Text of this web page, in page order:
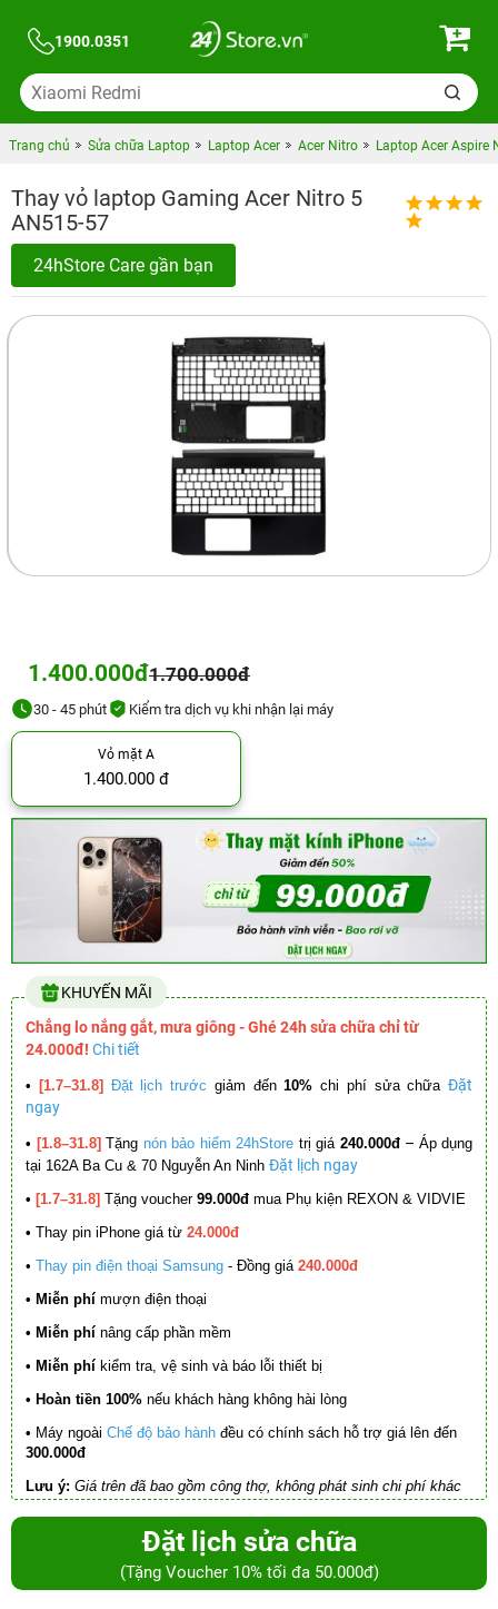
1900.0351
Trang chủ Sửa chữa Laptop Laptop Acer Acer Nitro Laptop Acer Aspire
Thay vỏ laptop Gaming Acer Nitro 5
AN515-57
24hStore Care gần bạn
1.400.000đ1.700.000đ
30 - 45 phút Kiểm tra dịch vụ khi nhận lại máy
Vỏ mặt A
1.400.000 đ
KHUYẾN MÃI
Chẳng lo nắng gắt, mưa giông - Ghé 24h sửa chữa chỉ từ
24.000đ! Chi tiết
• [1.7–31.8] Đặt lịch trước giảm đến10% chi phí sửa chữa Đặt
ngay
• [1.8–31.8] Tặng nón bảo hiểm 24hStore trị giá 240.000đ – Áp dụng
tại 162A Ba Cu & 70 Nguyễn An Ninh Đặt lịch ngay
• [1.7–31.8] Tặng voucher 99.000đ mua Phụ kiện REXON & VIDVIE
• Thay pin iPhone giá từ 24.000đ
• Thay pin điện thoại Samsung - Đồng giá 240.000đ
• Miễn phí mượn điện thoại
• Miễn phí nâng cấp phần mềm
• Miễn phí kiểm tra, vệ sinh và báo lỗi thiết bị
• Hoàn tiền 100% nếu khách hàng không hài lòng
• Máy ngoài Chế độ bảo hành đều có chính sách hỗ trợ giá lên đến
300.000đ
Lưu ý: Giá trên đã bao gồm công thợ, không phát sinh chi phí khác
Đặt lịch sửa chữa
(Tặng Voucher 10% tối đa 50.000đ)